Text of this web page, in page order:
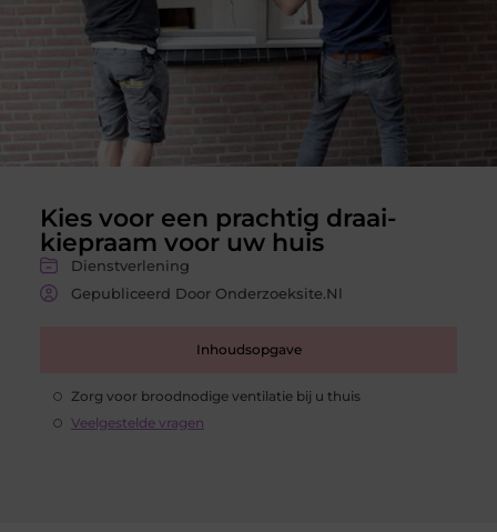
Kies voor een prachtig draai-
kiepraam voor uw huis
Dienstverlening
Gepubliceerd Door Onderzoeksite.nl
Inhoudsopgave
Zorg voor broodnodige ventilatie bij u thuis
Veelgestelde vragen